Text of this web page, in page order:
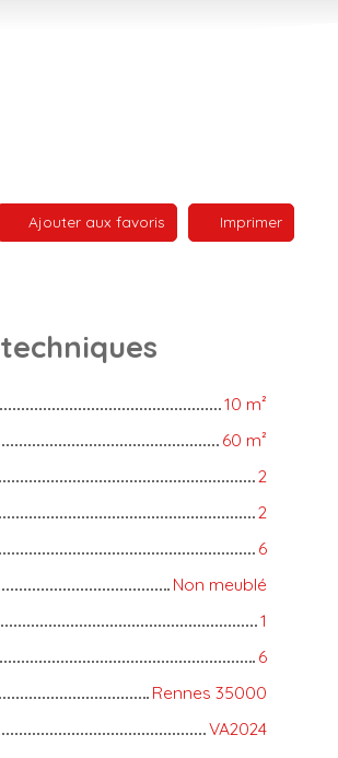
Ajouter aux favoris Imprimer
techniques
10 m²
60 m²
2
2
6
Non meublé
1
6
Rennes 35000
VA2024